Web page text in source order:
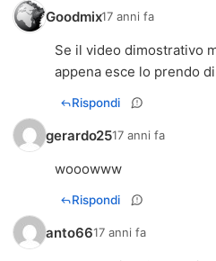
Goodmix17 anni fa
Se il video dimostrativo
appena esce lo prendo
Rispondi
gerardo2517 anni fa
wooowww
Rispondi
anto6617 anni fa